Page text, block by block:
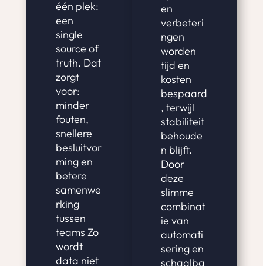
één plek:
een
single
source of
truth. Dat
zorgt
voor:
minder
fouten,
snellere
besluitvor
ming en
betere
samenwe
rking
tussen
teams Zo
wordt
data niet
en
verbeteri
ngen
worden
tijd en
kosten
bespaard
, terwijl
stabiliteit
behoude
n blijft.
Door
deze
slimme
combinat
ie van
automati
sering en
schaalba